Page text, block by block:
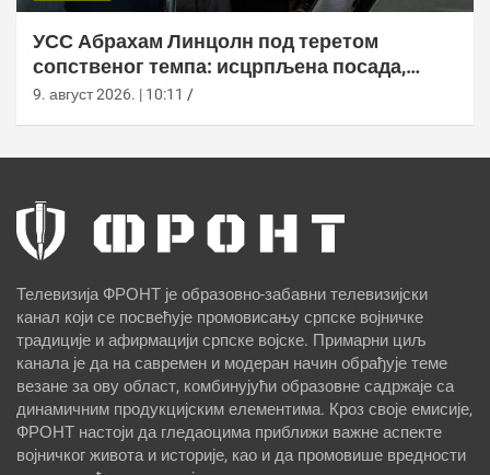
УСС Абрахам Линцолн под теретом
сопственог темпа: исцрпљена посада,
проблеми са снабдевањем и пад морала
9. август 2026. | 10:11
Телевизија ФРОНТ је образовно-забавни телевизијски
канал који се посвећује промовисању српске војничке
традиције и афирмацији српске војске. Примарни циљ
канала је да на савремен и модеран начин обрађује теме
везане за ову област, комбинујући образовне садржаје са
динамичним продукцијским елементима. Кроз своје емисије,
ФРОНТ настоји да гледаоцима приближи важне аспекте
војничког живота и историје, као и да промовише вредности